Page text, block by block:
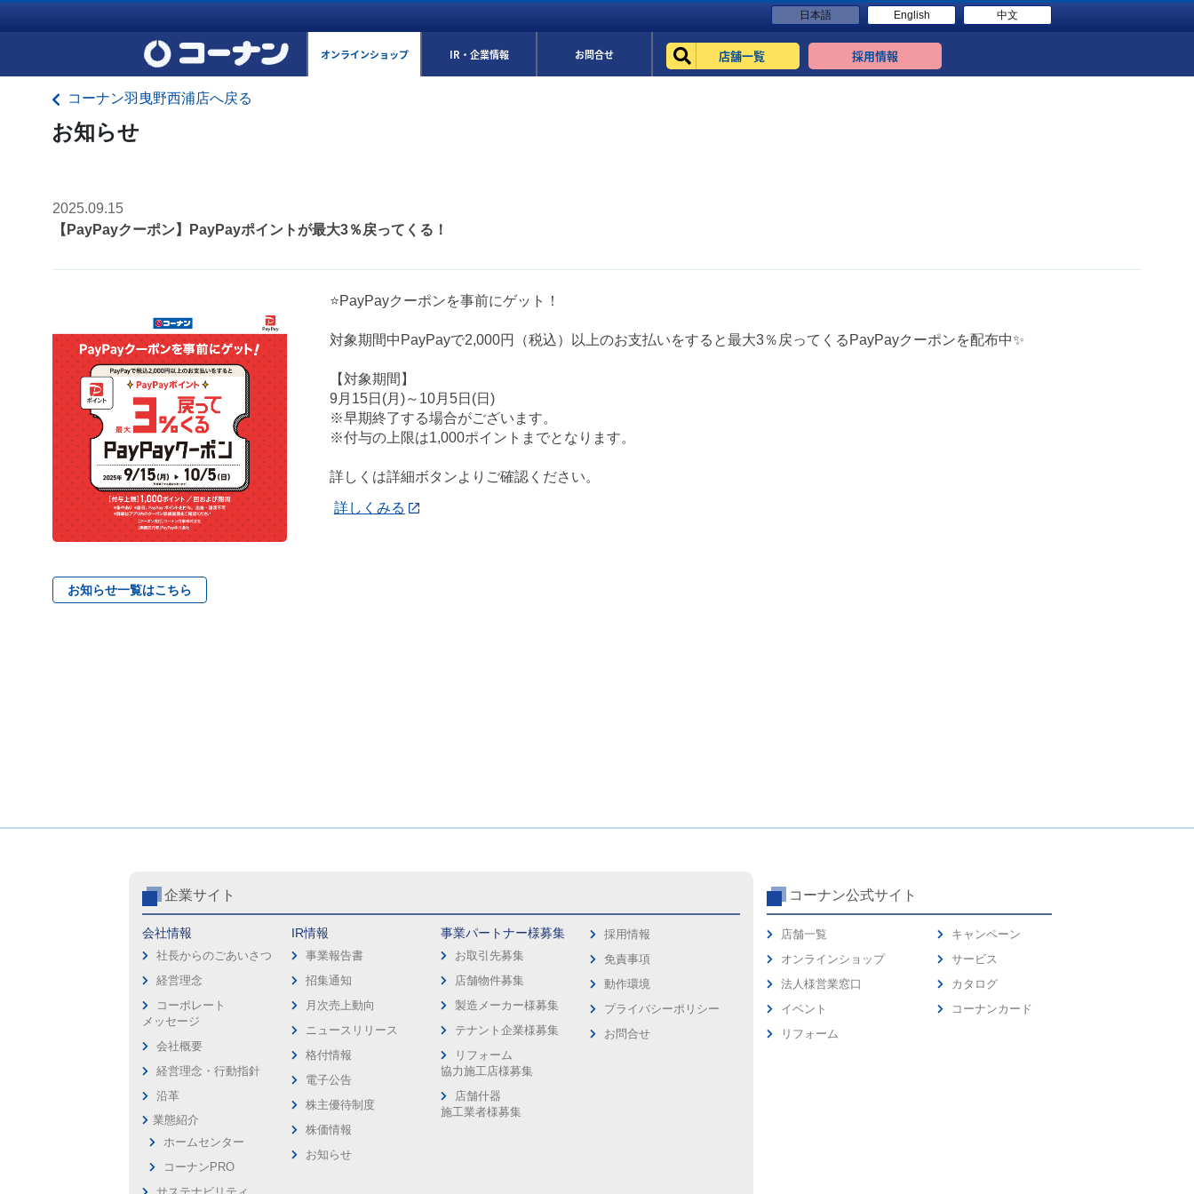
日本語 English 中文
オンラインショップ IR・企業情報 お問合せ 店舗一覧 採用情報
コーナン羽曳野西浦店へ戻る
お知らせ
2025.09.15
【PayPayクーポン】PayPayポイントが最大3％戻ってくる！
⭐PayPayクーポンを事前にゲット！
対象期間中PayPayで2,000円（税込）以上のお支払いをすると最大3％戻ってくるPayPayクーポンを配布中✨
【対象期間】
9月15日(月)～10月5日(日)
※早期終了する場合がございます。
※付与の上限は1,000ポイントまでとなります。
詳しくは詳細ボタンよりご確認ください。
詳しくみる
お知らせ一覧はこちら
企業サイト
会社情報
社長からのごあいさつ
経営理念
コーポレート
メッセージ
会社概要
経営理念・行動指針
沿革
業態紹介
ホームセンター
コーナンPRO
IR情報
事業報告書
招集通知
月次売上動向
ニュースリリース
格付情報
電子公告
株主優待制度
株価情報
お知らせ
事業パートナー様募集
お取引先募集
店舗物件募集
製造メーカー様募集
テナント企業様募集
リフォーム
協力施工店様募集
店舗什器
施工業者様募集
採用情報
免責事項
動作環境
プライバシーポリシー
お問合せ
コーナン公式サイト
店舗一覧
オンラインショップ
法人様営業窓口
イベント
リフォーム
キャンペーン
サービス
カタログ
コーナンカード